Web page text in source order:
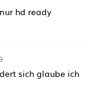
hd ready
sich glaube ich